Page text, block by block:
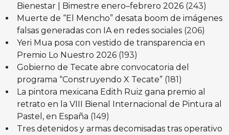
Bienestar | Bimestre enero–febrero 2026 (243)
Muerte de “El Mencho” desata boom de imágenes
falsas generadas con IA en redes sociales (206)
Yeri Mua posa con vestido de transparencia en
Premio Lo Nuestro 2026 (193)
Gobierno de Tecate abre convocatoria del
programa “Construyendo X Tecate” (181)
La pintora mexicana Edith Ruiz gana premio al
retrato en la VIII Bienal Internacional de Pintura al
Pastel, en España (149)
Tres detenidos y armas decomisadas tras operativo